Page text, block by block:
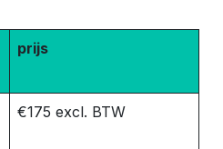
prijs
€175 excl. BTW